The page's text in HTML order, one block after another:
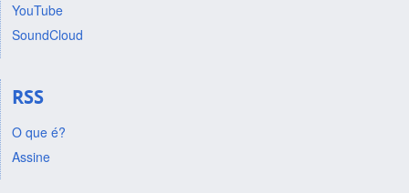
YouTube
SoundCloud
RSS
O que é?
Assine